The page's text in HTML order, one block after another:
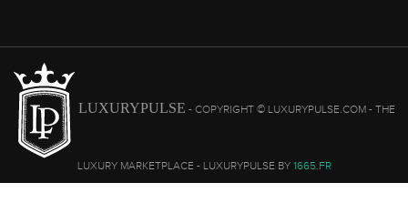
LUXURYPULSE - COPYRIGHT © LUXURYPULSE.COM - THE
LUXURY MARKETPLACE - LUXURYPULSE BY 1665.FR